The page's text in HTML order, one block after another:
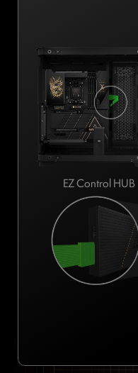
EZ Control HUB